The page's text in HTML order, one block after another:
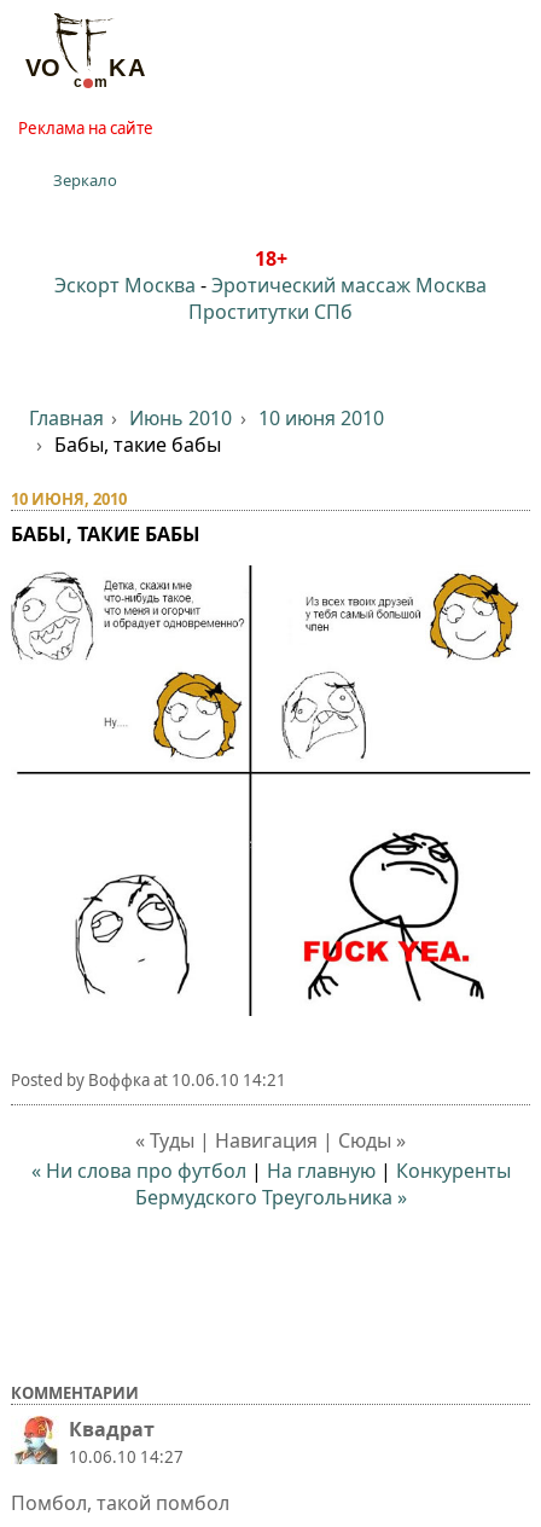
Реклама на сайте
Зеркало
18+
Эскорт Москва -Эротический массаж Москва
Проститутки СПб
Главная Июнь 2010
10 июня 2010
Бабы, такие бабы
10 ИЮНЯ, 2010
БАБЫ, ТАКИЕ БАБЫ
Posted by Воффкаat 10.06.10 14:21
« Туды | Навигация | Сюды »
« Ни слова про футбол | На главную| Конкуренты
Бермудского Треугольника »
КОММЕНТАРИИ
Квадрат
10.06.10 14:27
Помбол, такой помбол